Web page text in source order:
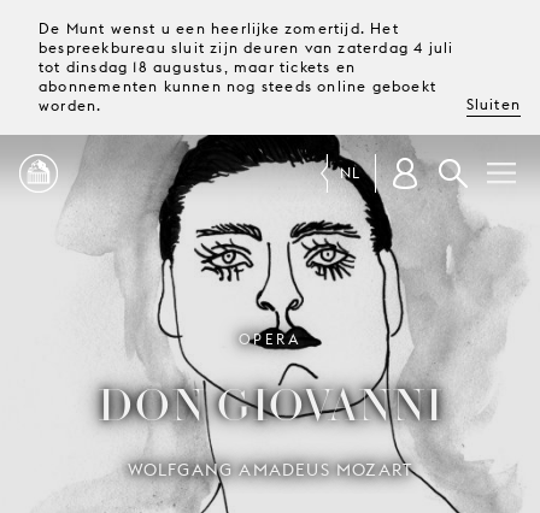
De Munt wenst u een heerlijke zomertijd. Het
bespreekbureau sluit zijn deuren van zaterdag 4 juli
tot dinsdag 18 augustus, maar tickets en
abonnementen kunnen nog steeds online geboekt
worden.
Sluiten
PROGRAMMA
MAGAZINE
TICKETS &
ABONNEMENTEN
UW
NL
OPERA
DON GIOVANNI
WOLFGANG AMADEUS MOZART